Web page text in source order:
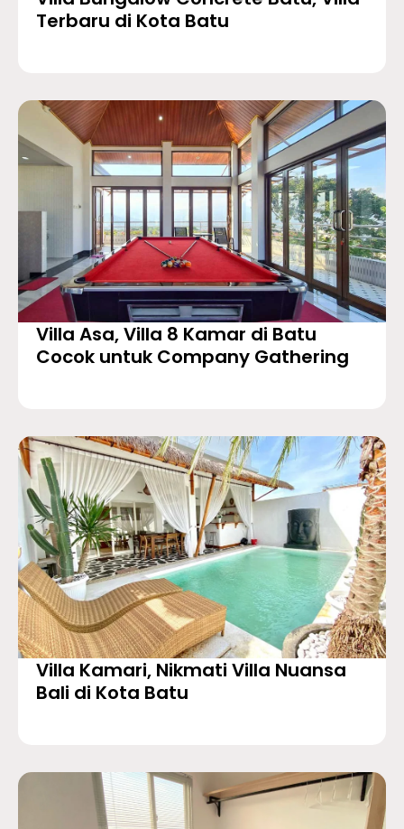
Terbaru di Kota Batu
Villa Asa, Villa 8 Kamar di Batu
Cocok untuk Company Gathering
Villa Kamari, Nikmati Villa Nuansa
Bali di Kota Batu